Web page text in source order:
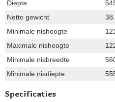
Diepte
Netto gewicht
Minimale nishoogte
Maximale nishoogte
Minimale nisbreedte
Minimale nisdiepte
Specificaties